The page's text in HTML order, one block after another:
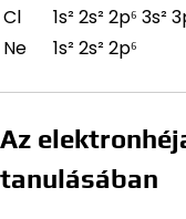
Cl
1s² 2s² 2p⁶ 3s²
Ne
1s² 2s² 2p⁶
Az
tanulásában